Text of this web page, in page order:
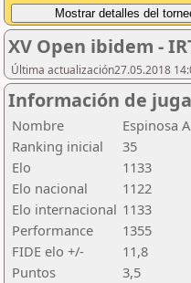
XV Open ibidem -
Última actualización27.05.2018
Información de
Nombre
Espinosa
Ranking inicial
35
Elo
1133
Elo nacional
1122
Elo internacional 1133
Performance
1355
FIDE elo +/-
11,8
Puntos
3,5